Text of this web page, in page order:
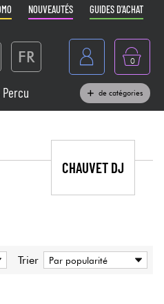
NOUVEAUTÉS GUIDES D'ACHAT
FR 0
de catégories
CHAUVET DJ
Trier